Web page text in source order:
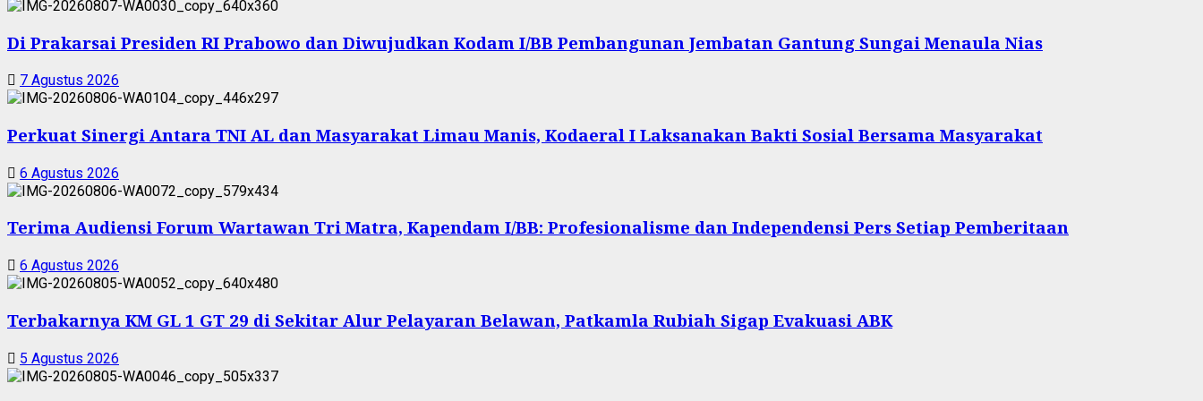
Di Prakarsai Presiden RI Prabowo dan Diwujudkan Kodam I/BB Pembangunan Jembatan Gantung Sungai Menaula Nias
7 Agustus 2026
Perkuat Sinergi Antara TNI AL dan Masyarakat Limau Manis, Kodaeral I Laksanakan Bakti Sosial Bersama Masyarakat
6 Agustus 2026
Terima Audiensi Forum Wartawan Tri Matra, Kapendam I/BB: Profesionalisme dan Independensi Pers Setiap Pemberitaan
6 Agustus 2026
Terbakarnya KM GL 1 GT 29 di Sekitar Alur Pelayaran Belawan, Patkamla Rubiah Sigap Evakuasi ABK
5 Agustus 2026